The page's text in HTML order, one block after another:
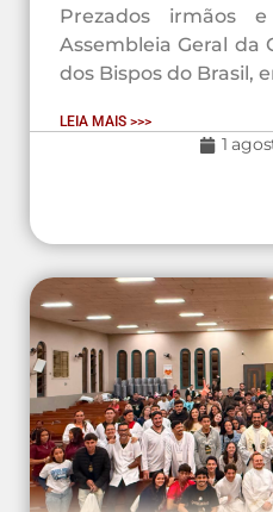
Prezados irmãos
Assembleia Geral da
dos Bispos do Brasil,
LEIA MAIS >>>
1